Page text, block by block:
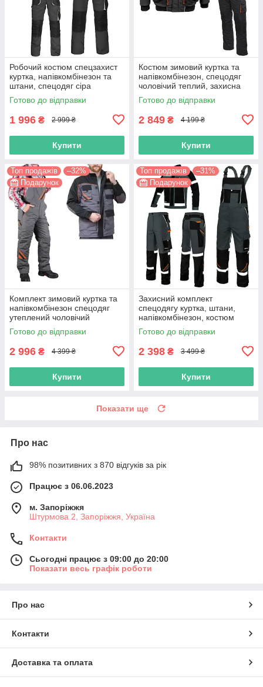
Робочий костюм спецзахист
куртка, напівкомбінезон та
штани, спецодяг сіра
чоловіча, захисна спецівка,
польша
Готово до відправки
1 996 ₴ 2 999 ₴
Купити
Костюм зимовий куртка та
напівкомбінезон, спецодяг
чоловічий теплий, захисна
утеплена роба на зиму,
польша
Готово до відправки
2 849 ₴ 4 199 ₴
Купити
Топ продажів
–32%
Подарунок
Комплект зимовий куртка та
напівкомбінезон спецодяг
утеплений чоловічий
захисний спец роба теплий
робочий костюм
Готово до відправки
2 996 ₴ 4 399 ₴
Купити
Топ продажів
–31%
Подарунок
Захисний комплект
спецодягу куртка, штани,
напівкомбінезон, костюм
роба для робочих спецівка
польша
Готово до відправки
2 398 ₴ 3 499 ₴
Купити
Показати ще
Про нас
98% позитивних з 870 відгуків за рік
Працює з 06.06.2023
м. Запоріжжя
Штурмова 2, Запоріжжя, Україна
Контакти
Сьогодні працює з 09:00 до 20:00
Показати весь графік роботи
Про нас
Контакти
Доставка та оплата